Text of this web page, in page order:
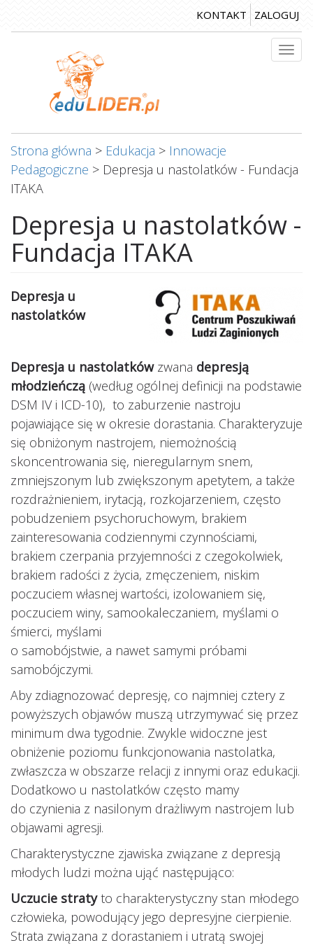
do
KONTAKT ZALOGUJ
Strona główna > Edukacja > Innowacje
Pedagogiczne > Depresja u nastolatków - Fundacja
ITAKA
Depresja u nastolatków -
Fundacja ITAKA
Depresja u
nastolatków
Depresja u nastolatkówzwana depresją
młodzieńczą (według ogólnej definicji na podstawie
DSM IV i ICD-10), to zaburzenie nastroju
pojawiające się w okresie dorastania. Charakteryzuje
się obniżonym nastrojem, niemożnością
skoncentrowania się, nieregularnym snem,
zmniejszonym lub zwiększonym apetytem, a także
rozdrażnieniem, irytacją, rozkojarzeniem, często
pobudzeniem psychoruchowym, brakiem
zainteresowania codziennymi czynnościami,
brakiem czerpania przyjemności z czegokolwiek,
brakiem radości z życia, zmęczeniem, niskim
poczuciem własnej wartości, izolowaniem się,
poczuciem winy, samookaleczaniem, myślami o
śmierci, myślami
o samobójstwie, a nawet samymi próbami
samobójczymi.
Aby zdiagnozować depresję, co najmniej cztery z
powyższych objawów muszą utrzymywać się przez
minimum dwa tygodnie. Zwykle widoczne jest
obniżenie poziomu funkcjonowania nastolatka,
zwłaszcza w obszarze relacji z innymi oraz edukacji.
Dodatkowo u nastolatków często mamy
do czynienia z nasilonym drażliwym nastrojem lub
objawami agresji.
Charakterystyczne zjawiska związane z depresją
młodych ludzi można ująć następująco:
Uczucie stratyto charakterystyczny stan młodego
człowieka, powodujący jego depresyjne cierpienie.
Strata związana z dorastaniem i utratą swojej